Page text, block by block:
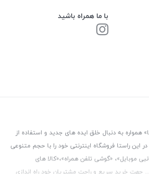
با ما همراه باشید
همواره به دنبال خلق ایده های جدید و استفاده از
در این راستا فروشگاه اینترنتی خود را با حجم متنوعی
موبایل»، «گوشی تلفن همراه»،«کالا های
جهت خرید سریع و راحت مشتریان خود راه اندازی